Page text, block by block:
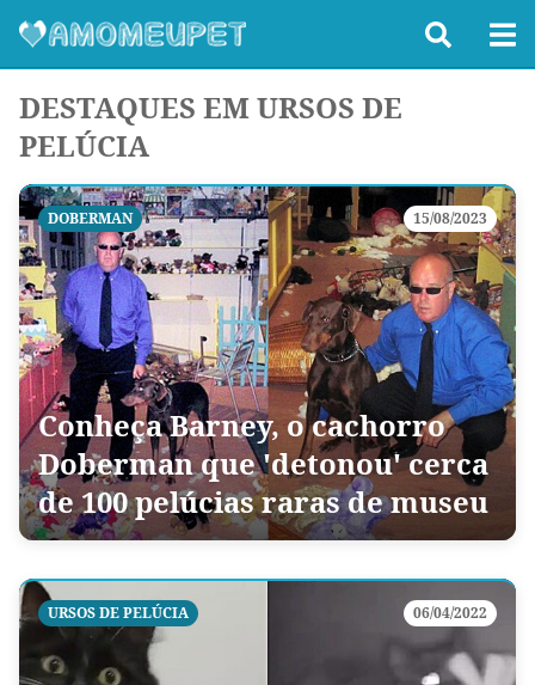
DESTAQUES EM URSOS DE
PELÚCIA
DOBERMAN 15/08/2023
Conheça Barney, o cachorro
Doberman que 'detonou' cerca
de 100 pelúcias raras de museu
URSOS DE PELÚCIA 06/04/2022